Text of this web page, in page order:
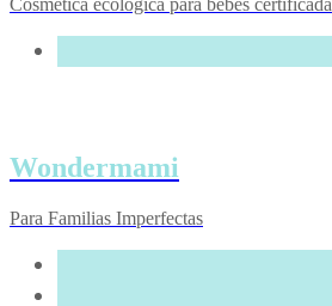
Wondermami
Para Familias Imperfectas